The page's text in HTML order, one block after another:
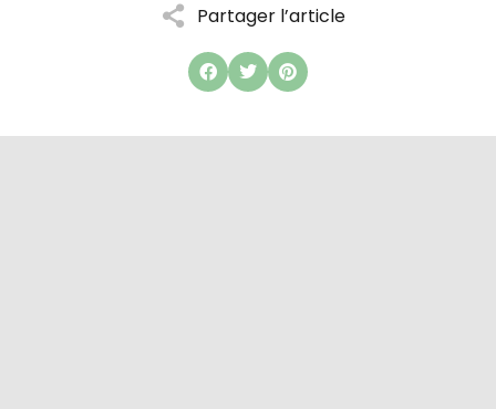
Partager l’article